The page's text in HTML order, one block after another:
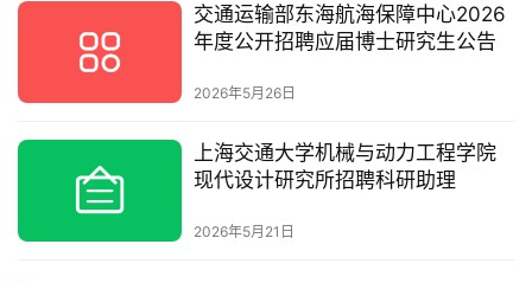
交通运输部东海航海保障中心2026
年度公开招聘应届博士研究生公告
2026年5月26日
上海交通大学机械与动力工程学院
现代设计研究所招聘科研助理
2026年5月21日